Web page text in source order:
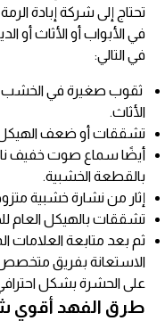
تحتاج إلى شركة إبادة
في الأبواب أو الأثاث أو
في التالي:
ثقوب صغيرة في الخشب
الأثاث.
تشققات أو ضعف الهيكل
أيضًا سماع صوت خفيف
بالقطعة الخشبية.
إثار من نشارة خشبية
تشققات بالهيكل العام
ثم بعد متابعة العلامات
الاستعانة بفريق
على الحشرة بشكل
طرق الفهد أقوي